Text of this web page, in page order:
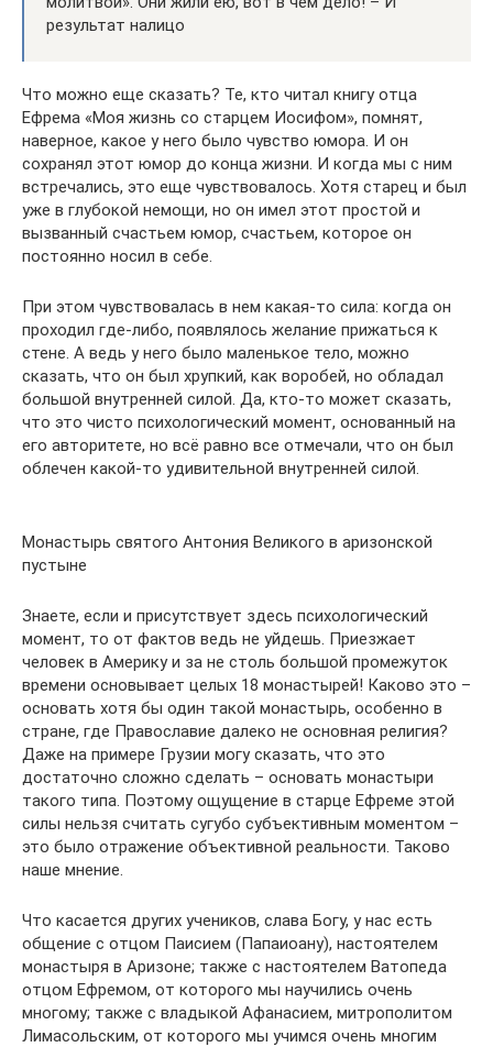
результат налицо
Что можно еще сказать? Те, кто читал книгу отца
Ефрема «Моя жизнь со старцем Иосифом», помнят,
наверное, какое у него было чувство юмора. И он
сохранял этот юмор до конца жизни. И когда мы с ним
встречались, это еще чувствовалось. Хотя старец и был
уже в глубокой немощи, но он имел этот простой и
вызванный счастьем юмор, счастьем, которое он
постоянно носил в себе.
При этом чувствовалась в нем какая-то сила: когда он
проходил где-либо, появлялось желание прижаться к
стене. А ведь у него было маленькое тело, можно
сказать, что он был хрупкий, как воробей, но обладал
большой внутренней силой. Да, кто-то может сказать,
что это чисто психологический момент, основанный на
его авторитете, но всё равно все отмечали, что он был
облечен какой-то удивительной внутренней силой.
Монастырь святого Антония Великого в аризонской
пустыне
Знаете, если и присутствует здесь психологический
момент, то от фактов ведь не уйдешь. Приезжает
человек в Америку и за не столь большой промежуток
времени основывает целых 18 монастырей! Каково это –
основать хотя бы один такой монастырь, особенно в
стране, где Православие далеко не основная религия?
Даже на примере Грузии могу сказать, что это
достаточно сложно сделать – основать монастыри
такого типа. Поэтому ощущение в старце Ефреме этой
силы нельзя считать сугубо субъективным моментом –
это было отражение объективной реальности. Таково
наше мнение.
Что касается других учеников, слава Богу, у нас есть
общение с отцом Паисием (Папаиоану), настоятелем
монастыря в Аризоне; также с настоятелем Ватопеда
отцом Ефремом, от которого мы научились очень
многому; также с владыкой Афанасием, митрополитом
Лимасольским, от которого мы учимся очень многим